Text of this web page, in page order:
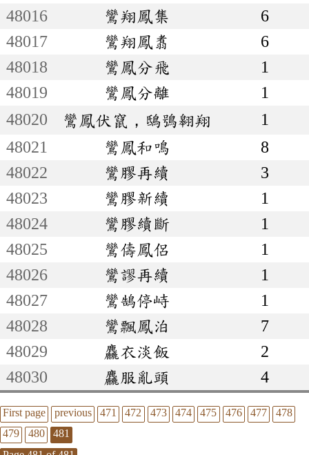
48016
鸞翔鳳集
6
48017
鸞翔鳳翥
6
48018
鸞鳳分飛
1
48019
鸞鳳分離
1
48020
鸞鳳伏竄，鴟鴞翱翔
1
48021
鸞鳳和鳴
8
48022
鸞膠再續
3
48023
鸞膠新續
1
48024
鸞膠續斷
1
48025
鸞儔鳳侶
1
48026
鸞謬再續
1
48027
鸞鵠停峙
1
48028
鸞飄鳳泊
7
48029
麤衣淡飯
2
48030
麤服亂頭 4
First page previous 471 472 473 474 475 476 477
478
479
480
481